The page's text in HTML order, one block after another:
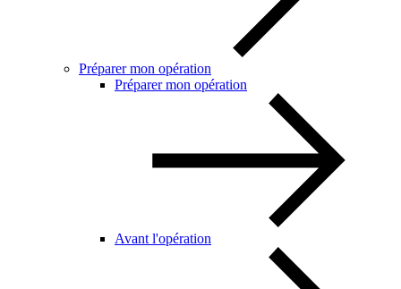
Préparer mon opération
Préparer mon opération
Avant l'opération